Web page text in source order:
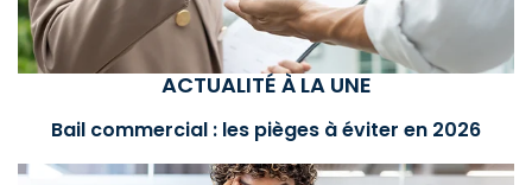
ACTUALITÉ À LA UNE
Bail commercial : les pièges à éviter en 2026